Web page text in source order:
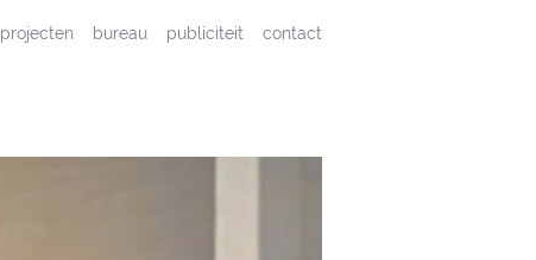
projecten bureau publiciteit contact